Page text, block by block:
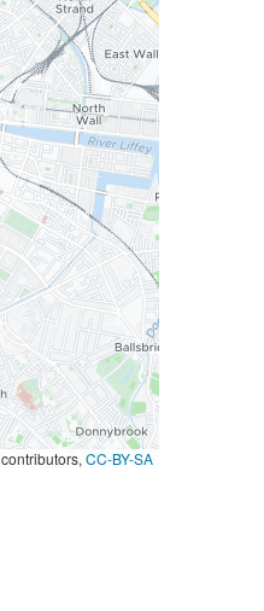
contributors, CC-BY-SA